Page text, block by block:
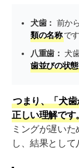
犬歯： 前か
類の名称で
八重歯： 犬
歯並びの状態
つまり、「犬
正しい理解です
ミングが遅い
し、結果として